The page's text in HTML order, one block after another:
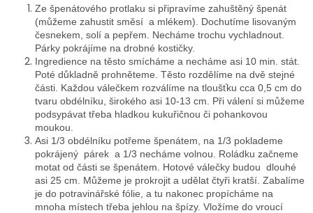
Ze špenátového protlaku si připravíme zahuštěný špenát
(můžeme zahustit směsí a mlékem). Dochutíme lisovaným
česnekem, solí a pepřem. Necháme trochu vychladnout.
Párky pokrájíme na drobné kostičky.
Ingredience na těsto smícháme a necháme asi 10 min. stát.
Poté důkladně prohněteme. Těsto rozdělíme na dvě stejné
části. Každou válečkem rozválíme na tloušťku cca 0,5 cm do
tvaru obdélníku, širokého asi 10-13 cm. Při válení si můžeme
podsypávat třeba hladkou kukuřičnou či pohankovou
moukou.
Asi 1/3 obdélníku potřeme špenátem, na 1/3 poklademe
pokrájený párek a 1/3 necháme volnou. Roládku začneme
motat od části se špenátem. Hotové válečky budou dlouhé
asi 25 cm. Můžeme je prokrojit a udělat čtyři kratší. Zabalíme
je do potravinářské fólie, a tu nakonec propícháme na
mnoha místech třeba jehlou na špízy. Vložíme do vroucí